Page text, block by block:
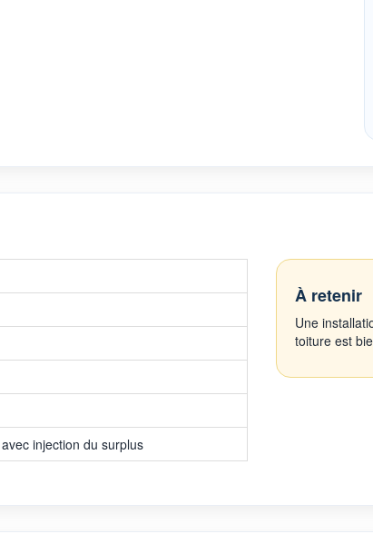
injection du surplus
À retenir
Une
toiture est